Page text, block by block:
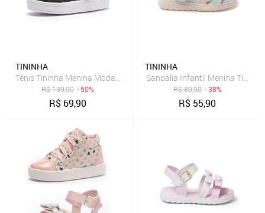
TININHA
Tênis Tininha Menina Moda Casual Preto
R$139,90 - 50%
R$ 69,90
TININHA
Sandália Infantil Menina
R$89,90 - 38%
R$ 55,90